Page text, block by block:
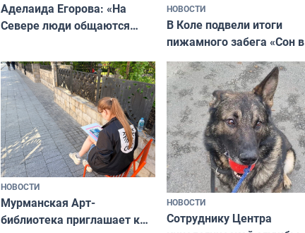
Аделаида Егорова: «На
Севере люди общаются
а потому что
ты им интересен»
НОВОСТИ
В Коле подвели итоги
пижамного забега «Сон в
Олимпийскую ночь»
НОВОСТИ
Мурманская Арт-
библиотека приглашает к
НОВОСТИ
Сотруднику Центра